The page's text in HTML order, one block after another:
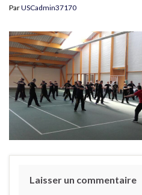
ParUSCadmin37170
Laisser un commentaire